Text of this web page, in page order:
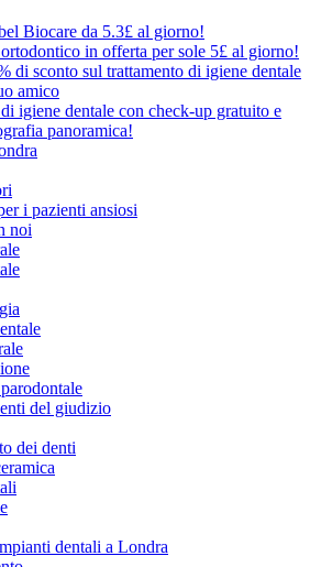
Biocare da 5.3£ al giorno!
in offerta per sole 5£ al giorno!
di sconto sul trattamento di igiene dentale
amico
igiene dentale con check-up gratuito e
panoramica!
i pazienti ansiosi
noi
del giudizio
dei denti
dentali a Londra